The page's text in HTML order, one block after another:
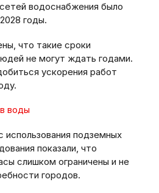
водоснабжения было
годы.
что такие сроки
не могут ждать годами.
ускорения работ
воды
использования подземных
показали, что
слишком ограничены и не
городов.